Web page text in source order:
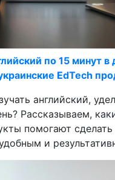
по 15 минут в
EdTech
английский,
Рассказываем,
помогают сделать
и